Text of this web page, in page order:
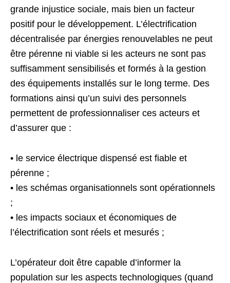
grande injustice sociale, mais bien un facteur
positif pour le développement. L’électrification
décentralisée par énergies renouvelables ne peut
être pérenne ni viable si les acteurs ne sont pas
suffisamment sensibilisés et formés à la gestion
des équipements installés sur le long terme. Des
formations ainsi qu’un suivi des personnels
permettent de professionnaliser ces acteurs et
d’assurer que :
• le service électrique dispensé est fiable et
pérenne ;
• les schémas organisationnels sont opérationnels
;
• les impacts sociaux et économiques de
l’électrification sont réels et mesurés ;
L’opérateur doit être capable d’informer la
population sur les aspects technologiques (quand